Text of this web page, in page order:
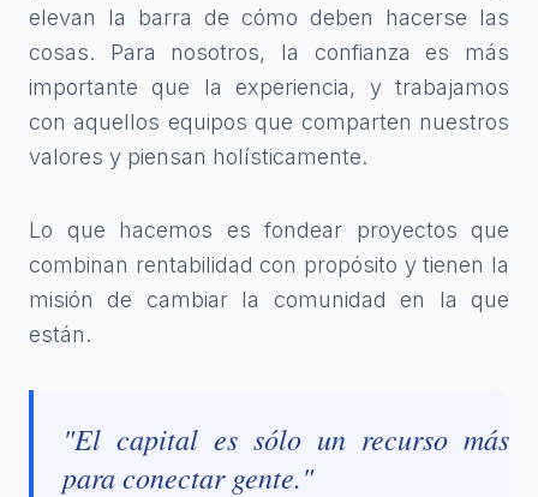
elevan la barra de cómo deben hacerse las
cosas. Para nosotros, la confianza es más
importante que la experiencia, y trabajamos
con aquellos equipos que comparten nuestros
valores y piensan holísticamente.
Lo que hacemos es fondear proyectos que
combinan rentabilidad con propósito y tienen la
misión de cambiar la comunidad en la que
están.
"El capital es sólo un recurso más
para conectar gente."